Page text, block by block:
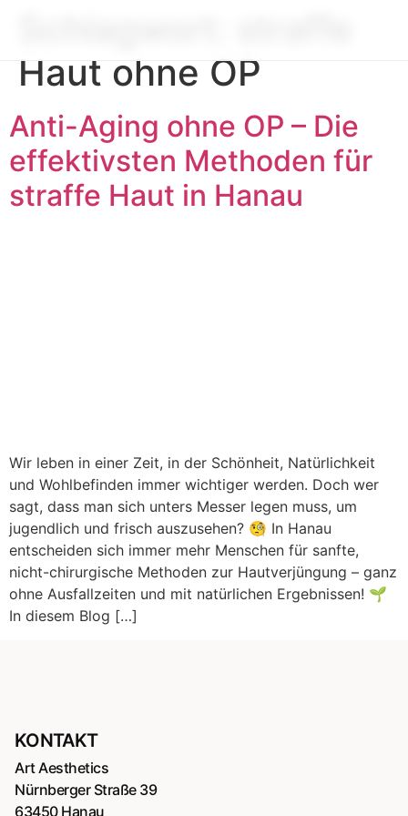
Haut ohne OP
Anti-Aging ohne OP – Die
effektivsten Methoden für
straffe Haut in Hanau
Wir leben in einer Zeit, in der Schönheit, Natürlichkeit
und Wohlbefinden immer wichtiger werden. Doch wer
sagt, dass man sich unters Messer legen muss, um
jugendlich und frisch auszusehen? 🧐 In Hanau
entscheiden sich immer mehr Menschen für sanfte,
nicht-chirurgische Methoden zur Hautverjüngung – ganz
ohne Ausfallzeiten und mit natürlichen Ergebnissen! 🌱
In diesem Blog […]
KONTAKT
Art Aesthetics
Nürnberger Straße 39
63450 Hanau